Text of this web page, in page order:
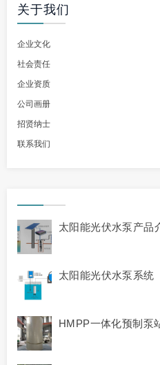
关于我们
企业文化
社会责任
企业资质
公司画册
招贤纳士
联系我们
太阳能光伏水泵产品
太阳能光伏水泵系统
HMPP一体化预制泵